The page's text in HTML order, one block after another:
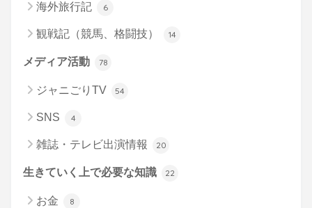
海外旅行記 6
観戦記（競馬、格闘技） 14
メディア活動 78
ジャニごりTV 54
SNS 4
雑誌・テレビ出演情報 20
生きていく上で必要な知識 22
お金 8